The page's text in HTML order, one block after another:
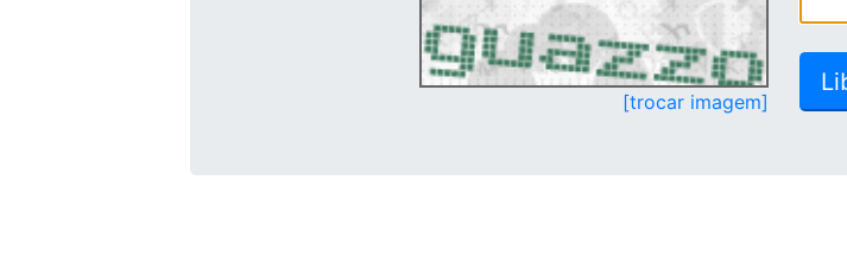
[trocar imagem]